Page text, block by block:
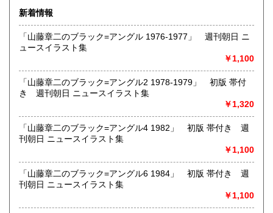
お取り扱いは、趣味のものすべてにわたります。
グラビアアイドル雑誌(キャンディーズなどの昔の女優・アイ
ドルも歓迎)
古マンガ・アニメロマンアルバム系、イラスト集、
美少女ゲーム、プレミアゲーム、攻略本・設定資料集
映画パンフレット、プレミアトイ、音楽
どんなジャンルでも買取することができます。
東京近郊出張買取していますのでお気軽にご相談ください。
線)
最寄駅：神保町駅 御茶ノ水駅
営業時間：12:00-20:00
定休日：なし 年末は30日午後5時に閉店、年始は3日正午よ
新着情報
「山藤章二のブラック=アングル 1976-1977」 週刊朝日 ニ
ュースイラスト集
￥1,100
「山藤章二のブラック=アングル2 1978-1979」 初版 帯付
き 週刊朝日 ニュースイラスト集
￥1,320
「山藤章二のブラック=アングル4 1982」 初版 帯付き 週
刊朝日 ニュースイラスト集
￥1,100
「山藤章二のブラック=アングル6 1984」 初版 帯付き 週
刊朝日 ニュースイラスト集
￥1,100